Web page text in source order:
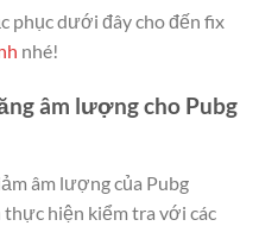
phục dưới đây cho đến fix
nhé!
âm lượng cho Pubg
âm lượng của Pubg
thực hiện kiểm tra với các